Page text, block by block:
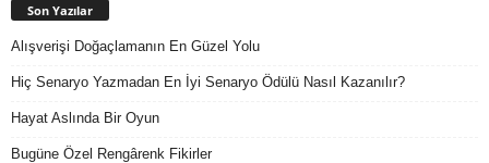
Son Yazılar
Alışverişi Doğaçlamanın En Güzel Yolu
Hiç Senaryo Yazmadan En İyi Senaryo Ödülü Nasıl Kazanılır?
Hayat Aslında Bir Oyun
Bugüne Özel Rengârenk Fikirler